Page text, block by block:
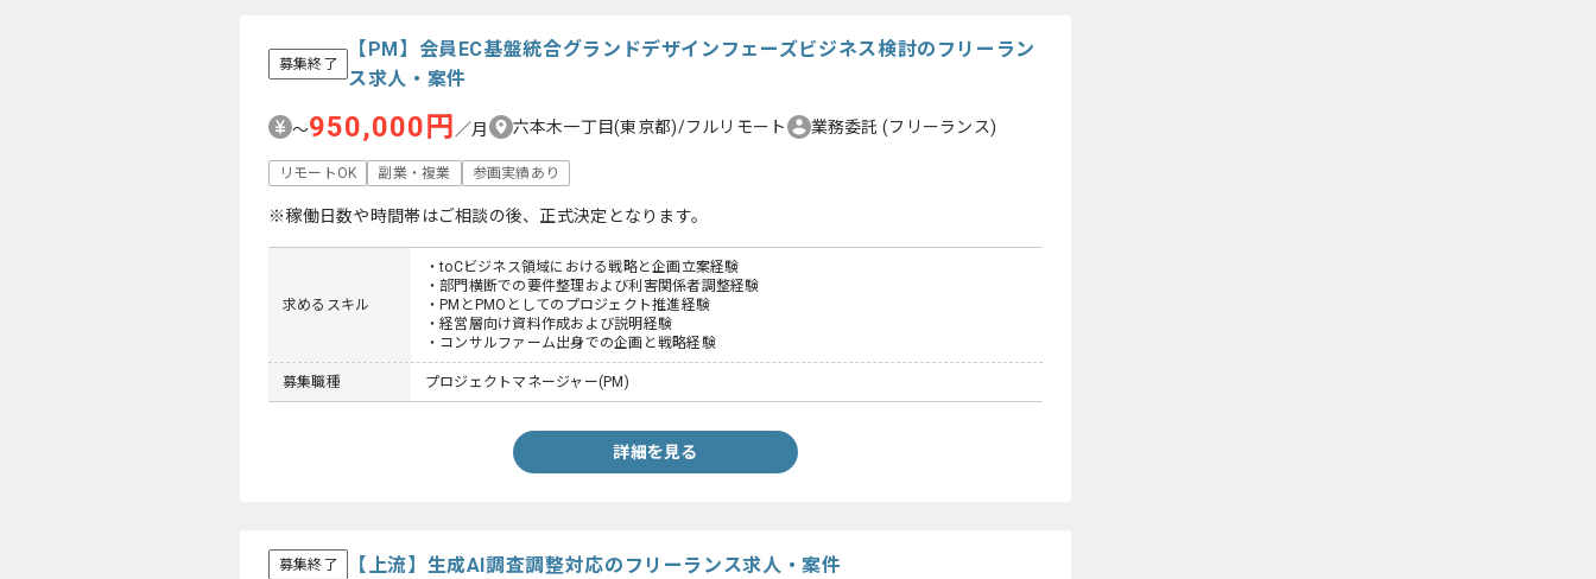
募集終了
【PM】会員EC基盤統合グランドデザインフェーズビジネス検討のフリーラン
ス求人・案件
〜950,000円 ／月 六本木一丁目(東京都)/フルリモート 業務委託 (フリーランス)
リモートOK 副業・複業 参画実績あり
※稼働日数や時間帯はご相談の後、正式決定となります。
求めるスキル
・toCビジネス領域における戦略と企画立案経験
・部門横断での要件整理および利害関係者調整経験
・PMとPMOとしてのプロジェクト推進経験
・経営層向け資料作成および説明経験
・コンサルファーム出身での企画と戦略経験
募集職種 プロジェクトマネージャー(PM)
詳細を見る
募集終了 【上流】生成AI調査調整対応のフリーランス求人・案件